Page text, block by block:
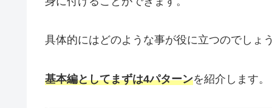
具体的にはどのような事が役に立つのでしょ
基本編としてまずは4パターンを紹介します。